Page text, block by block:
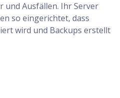
und Ausfällen. Ihr Server
so eingerichtet, dass
wird und Backups erstellt